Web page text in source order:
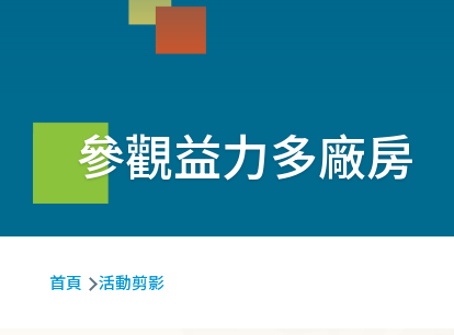
參觀益力多廠房
航
首頁 活動剪影